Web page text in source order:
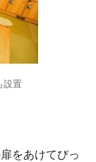
設置
をあけてびっ